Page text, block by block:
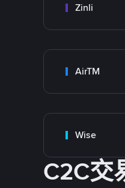
Zinli
AirTM
Wise
C2C交